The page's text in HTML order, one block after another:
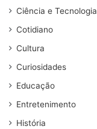
Ciência e Tecnologia
Cotidiano
Cultura
Curiosidades
Educação
Entretenimento
História